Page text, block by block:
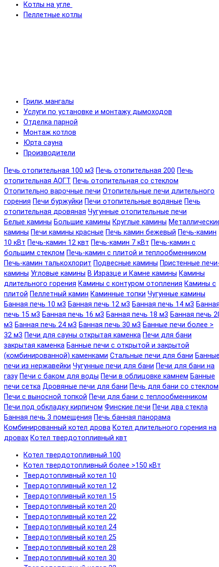
Котлы на угле
Пеллетные котлы
Грили, мангалы
Услуги по установке и монтажу дымоходов
Отделка парной
Монтаж котлов
Юрта сауна
Производители
Печь отопительная 100 м3 Печь отопительная 200 Печь
отопительная АОГТ Печь отопительная со стеклом
Отопительно варочные печи Отопительные печи длительного
горения Печи буржуйки Печи отопительные водяные Печь
отопительная дровяная Чугунные отопительные печи
Белые камины Большие камины Круглые камины
камины Печи камины красные Печь камин бежевый Печь-камин
10 кВт Печь-камин 12 квт Печь-камин 7 кВт Печь-камин с
большим стеклом Печь-камин с плитой и теплообменником
Печь-камин талькохлорит Подвесные камины Пристенные
камины Угловые камины В Изразце и Камне камины Камины
длительного горения Камины с контуром отопления Камины с
плитой Пеллетный камин Каминные топки Чугунные камины
Банная печь 10 м3 Банная печь 12 м3 Банная печь 14 м3
печь 15 м3 Банная печь 16 м3 Банная печь 18 м3 Банная печь
м3 Банная печь 24 м3 Банная печь 30 м3 Банные печи более >
32 м3 Печи для сауны открытая каменка Печи для бани
закрытая каменка Банные печи с открытой и закрытой
(комбинированной) каменками Стальные печи для бани
печи из нержавейки Чугунные печи для бани Печи для бани на
газу Печи с баком для воды Печи в облицовке камнем Банные
печи сетка Дровяные печи для бани Печь для бани со стеклом
Печи с выносной топкой Печи для бани с теплообменником
Печи под обкладку кирпичом Финские печи Печи два стекла
Банная печь 3 помещения Печь банная панорама
Комбинированный котел дрова Котел длительного горения на
дровах Котел твердотопливный квт
Котел твердотопливный 100
Котел твердотопливный более >150 кВт
Твердотопливный котел 10
Твердотопливный котел 12
Твердотопливный котел 15
Твердотопливный котел 20
Твердотопливный котел 22
Твердотопливный котел 24
Твердотопливный котел 25
Твердотопливный котел 28
Твердотопливный котел 30